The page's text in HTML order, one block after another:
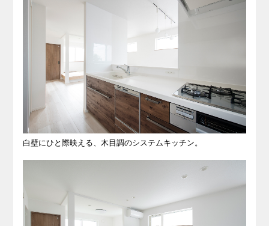
白壁にひと際映える、木目調のシステムキッチン。